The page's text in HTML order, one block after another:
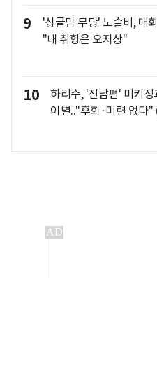
9
'싱글맘 무당' 노슬비, 매
"내 취향은 오지상"
10
하리수, '전남편' 미키정
이별.."후회·미련 없다"